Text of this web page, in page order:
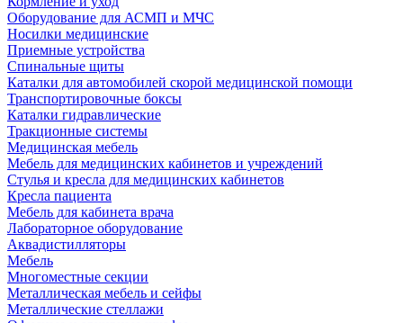
Оборудование для АСМП и МЧС
Носилки медицинские
Приемные устройства
Спинальные щиты
Каталки для автомобилей скорой медицинской помощи
Транспортировочные боксы
Каталки гидравлические
Тракционные системы
Медицинская мебель
Мебель для медицинских кабинетов и учреждений
Стулья и кресла для медицинских кабинетов
Кресла пациента
Мебель для кабинета врача
Лабораторное оборудование
Аквадистилляторы
Мебель
Многоместные секции
Металлическая мебель и сейфы
Металлические стеллажи